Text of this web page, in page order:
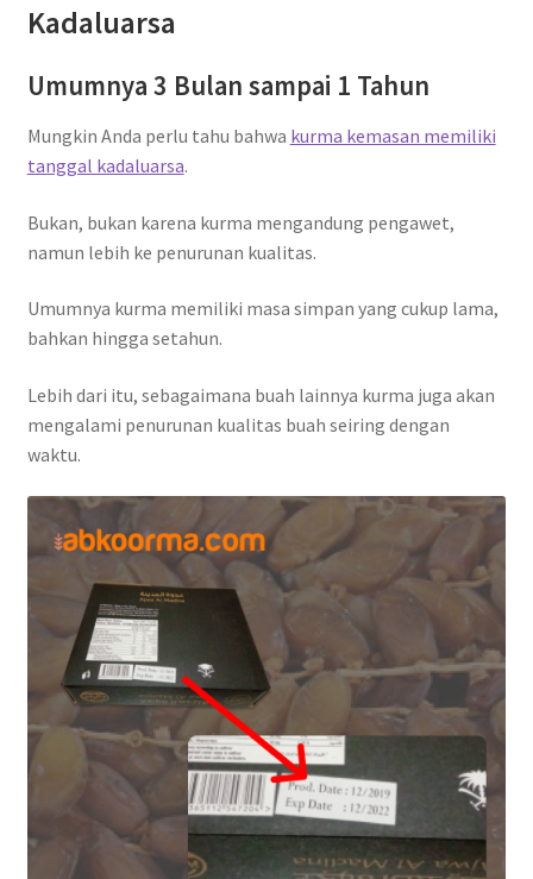
Kadaluarsa
Umumnya 3 Bulan sampai 1 Tahun
Mungkin Anda perlu tahu bahwa kurma kemasan memiliki
tanggal kadaluarsa.
Bukan, bukan karena kurma mengandung pengawet,
namun lebih ke penurunan kualitas.
Umumnya kurma memiliki masa simpan yang cukup lama,
bahkan hingga setahun.
Lebih dari itu, sebagaimana buah lainnya kurma juga akan
mengalami penurunan kualitas buah seiring dengan
waktu.